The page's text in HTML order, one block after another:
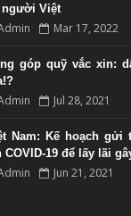
người Việt
Mar 17, 2022
góp quỹ vắc xin:
Jul 28, 2021
Nam: Kế hoạch gửi
COVID-19 để lấy lãi
Jun 21, 2021